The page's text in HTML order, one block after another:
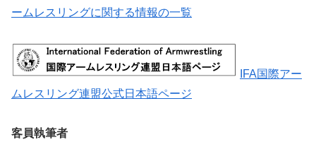
ームレスリングに関する情報の一覧
IFA国際アー
ムレスリング連盟公式日本語ページ
客員執筆者